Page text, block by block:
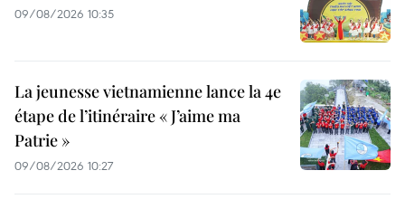
09/08/2026 10:35
La jeunesse vietnamienne lance la 4e
étape de l’itinéraire « J’aime ma
Patrie »
09/08/2026 10:27